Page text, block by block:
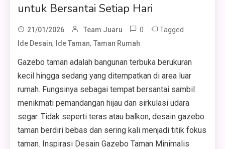
untuk Bersantai Setiap Hari
21/01/2026 Team Juaru 0 Tagged
Ide Desain, Ide Taman,Taman Rumah
Gazebo taman adalah bangunan terbuka berukuran
kecil hingga sedang yang ditempatkan di area luar
rumah. Fungsinya sebagai tempat bersantai sambil
menikmati pemandangan hijau dan sirkulasi udara
segar. Tidak seperti teras atau balkon, desain gazebo
taman berdiri bebas dan sering kali menjadi titik fokus
taman. Inspirasi Desain Gazebo Taman Minimalis